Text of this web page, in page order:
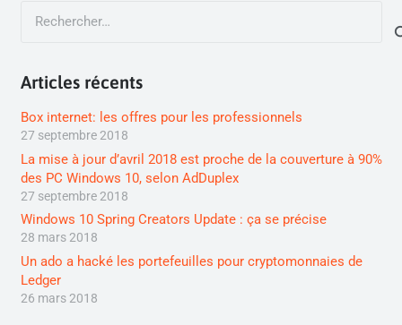
Articles récents
Box internet: les offres pour les professionnels
27 septembre 2018
La mise à jour d’avril 2018 est proche de la couverture à 90%
des PC Windows 10, selon AdDuplex
27 septembre 2018
Windows 10 Spring Creators Update : ça se précise
28 mars 2018
Un ado a hacké les portefeuilles pour cryptomonnaies de
Ledger
26 mars 2018